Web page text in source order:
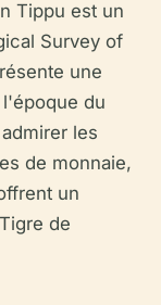
Tippu est un
Survey of
une
du
les
de monnaie,
un
de